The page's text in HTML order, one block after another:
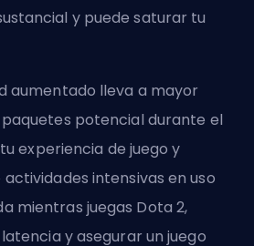
y puede saturar tu
aumentado lleva a mayor
potencial durante el
experiencia de juego y
intensivas en uso
mientras juegas Dota 2,
y asegurar un juego